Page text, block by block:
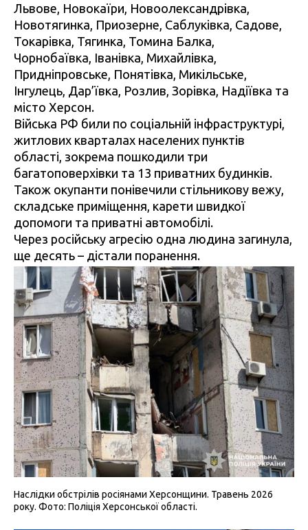
Львове, Новокаїри, Новоолександрівка,
Новотягинка, Приозерне, Саблуківка, Садове,
Токарівка, Тягинка, Томина Балка,
Чорнобаївка, Іванівка, Михайлівка,
Придніпровське, Понятівка, Микільське,
Інгулець, Дар’ївка, Розлив, Зорівка, Надіївка та
місто Херсон.
Війська РФ били по соціальній інфраструктурі,
житлових кварталах населених пунктів
області, зокрема пошкодили три
багатоповерхівки та 13 приватних будинків.
Також окупанти понівечили стільникову вежу,
складське приміщення, карети швидкої
допомоги та приватні автомобілі.
Через російську агресію одна людина загинула,
ще десять – дістали поранення.
Наслідки обстрілів росіянами Херсонщини. Травень 2026
року. Фото: Поліція Херсонської області.